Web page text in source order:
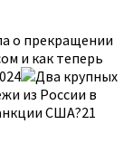
о прекращении
и как теперь
Два крупных
из России в
США?21